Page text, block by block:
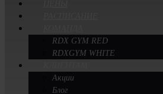
RDX GYM RED
RDXGYM WHITE
Акции
Блог